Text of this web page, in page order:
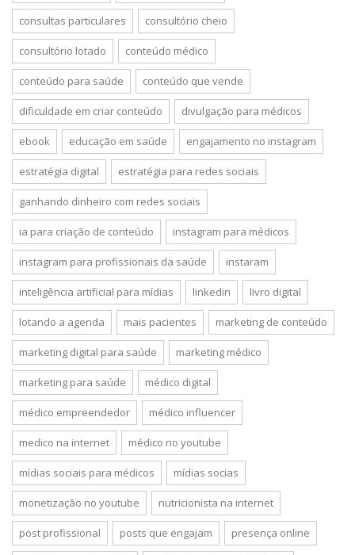
consultas particulares consultório cheio
consultório lotado conteúdo médico
conteúdo para saúde conteúdo que vende
dificuldade em criar conteúdo divulgação para médicos
ebook educação em saúde engajamento no instagram
estratégia digital estratégia para redes sociais
ganhando dinheiro com redes sociais
ia para criação de conteúdo instagram para médicos
instagram para profissionais da saúde instaram
inteligência artificial para mídias linkedin livro digital
lotando a agenda mais pacientes marketing de conteúdo
marketing digital para saúde marketing médico
marketing para saúde médico digital
médico empreendedor médico influencer
medico na internet médico no youtube
mídias sociais para médicos mídias socias
monetização no youtube nutricionista na internet
post profissional posts que engajam presença online